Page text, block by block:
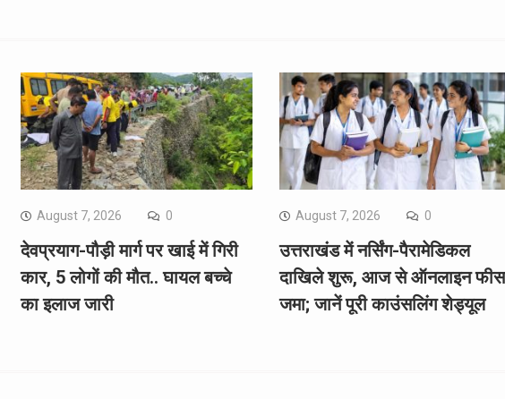
August 7, 2026 0
देवप्रयाग-पौड़ी मार्ग पर खाई में गिरी
कार, 5 लोगों की मौत.. घायल बच्चे
का इलाज जारी
August 7, 2026 0
उत्तराखंड में नर्सिंग-पैरामेडिकल
दाखिले शुरू, आज से ऑनलाइन फीस
जमा; जानें पूरी काउंसलिंग शेड्यूल